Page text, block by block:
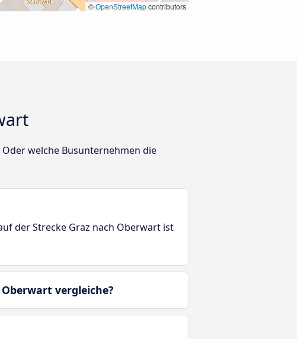
©OpenStreetMapcontributors
welche Busunternehmen die
der Strecke Graz nach Oberwart ist
vergleiche?